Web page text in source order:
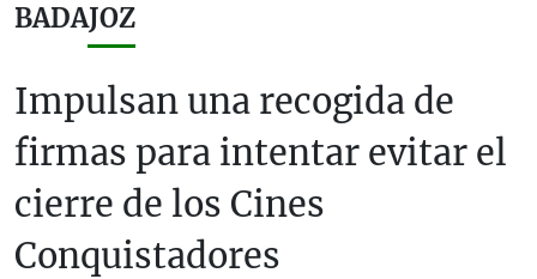
BADAJOZ
Impulsan una recogida de
firmas para intentar evitar el
cierre de los Cines
Conquistadores